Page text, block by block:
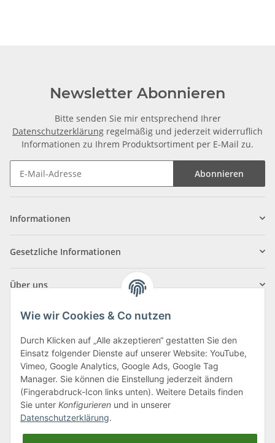
Newsletter Abonnieren
Bitte senden Sie mir entsprechend Ihrer
Datenschutzerklärung regelmäßig und jederzeit widerruflich
Informationen zu Ihrem Produktsortiment per E-Mail zu.
Abonnieren
Informationen
Gesetzliche Informationen
Über uns
Klagenfurter Straße 29
9556 Liebenfels
Montag bis Donnerstag: 8:00 bis 16:30 Uhr
Freitag: 8:00 bis 12:00 Uhr
Tel.:0043 (0) 4262 50900
Wie wir Cookies & Co nutzen
Durch Klicken auf „Alle akzeptieren“ gestatten Sie den
Einsatz folgender Dienste auf unserer Website: YouTube,
Vimeo, Google Analytics, Google Ads, Google Tag
Manager. Sie können die Einstellung jederzeit ändern
(Fingerabdruck-Icon links unten). Weitere Details finden
Sie unter Konfigurieren und in unserer
Datenschutzerklärung.